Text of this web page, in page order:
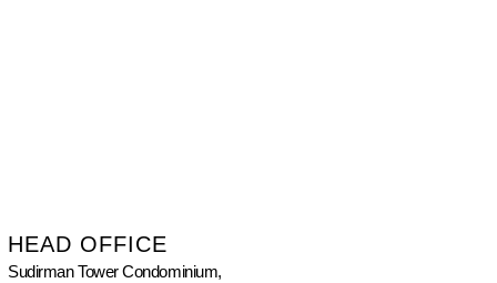
HEAD OFFICE
Sudirman Tower Condominium,